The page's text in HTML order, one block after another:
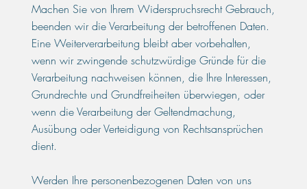
Machen Sie von Ihrem Widerspruchsrecht Gebrauch,
beenden wir die Verarbeitung der betroffenen Daten.
Eine Weiterverarbeitung bleibt aber vorbehalten,
wenn wir zwingende schutzwürdige Gründe für die
Verarbeitung nachweisen können, die Ihre Interessen,
Grundrechte und Grundfreiheiten überwiegen, oder
wenn die Verarbeitung der Geltendmachung,
Ausübung oder Verteidigung von Rechtsansprüchen
dient.
Werden Ihre personenbezogenen Daten von uns